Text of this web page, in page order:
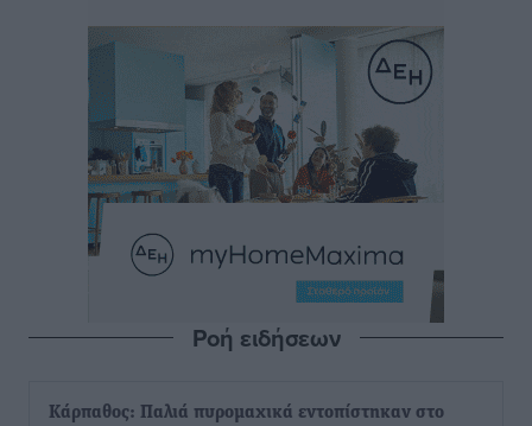
Ροή ειδήσεων
Κάρπαθος: Παλιά πυρομαχικά εντοπίστηκαν στο